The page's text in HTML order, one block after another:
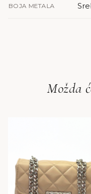
BOJA METALA
Možda